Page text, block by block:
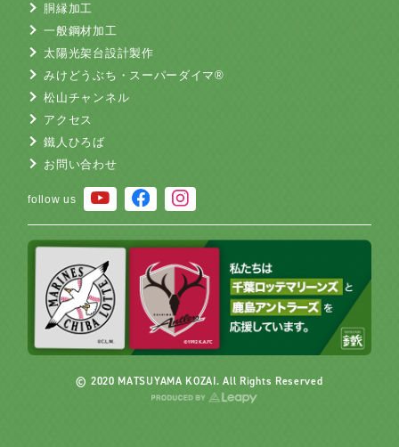
胴縁加工
一般鋼材加工
太陽光架台設計製作
みけどうぶち・スーパーダイマ®
松山チャンネル
アクセス
鐵人ひろば
お問い合わせ
follow us
© 2020 MATSUYAMA KOZAI. All Rights Reserved